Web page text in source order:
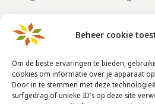
Beheer cookie
Om de beste ervaringen te bieden,
cookies om informatie over je apparaat
Door in te stemmen met deze
surfgedrag of unieke ID's op deze site
ZELF UW HUIS VERHUREN,
CONTACTGEGEVENS